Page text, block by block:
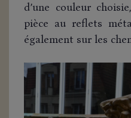
d’une couleur
pièce au reflets
également sur les